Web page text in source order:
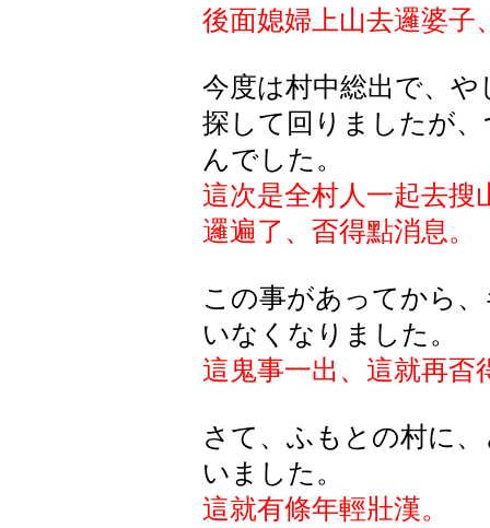
後面媳婦上山去邏婆子
今度は村中総出で、
探して回りましたが
んでした。
這次是全村人一起去搜
邏遍了、㫘得點消息。
この事があってから
いなくなりました。
這鬼事一出、這就再㫘
さて、ふもとの村に
いました。
這就有條年輕壯漢。